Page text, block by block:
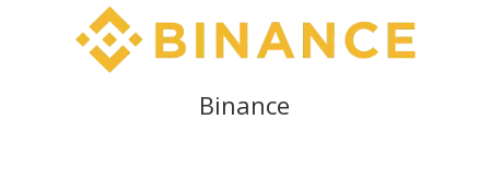
Binance